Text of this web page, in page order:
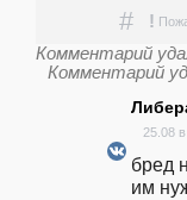
# !
Комментарий
Комментарий
25.08
бред
им